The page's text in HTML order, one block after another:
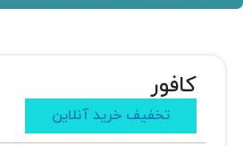
موادشیمیایی
رنگ
مطالب
کافور
تخفیف خرید آنلاین